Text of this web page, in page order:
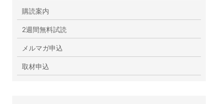
購読案内
2週間無料試読
メルマガ申込
取材申込